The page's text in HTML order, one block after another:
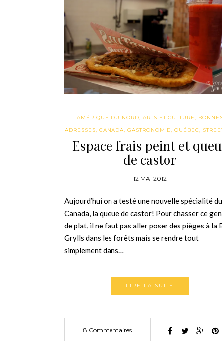
AMÉRIQUE DU NORD, ARTS ET CULTURE,
ADRESSES, CANADA, GASTRONOMIE, QUÉBEC,
Espace frais peint et
de castor
12 MAI 2012
Aujourd’hui on a testé une nouvelle spécialité du
Canada, la queue de castor! Pour chasser ce
de plat, il ne faut pas aller poser des pièges à la
Grylls dans les forêts mais se rendre tout
simplement dans…
LIRE LA SUITE
8 Commentaires